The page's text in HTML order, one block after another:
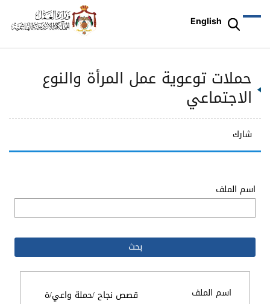
English
حملات توعوية عمل المرأة والنوع
الاجتماعي
شارك
اسم الملف
اسم الملف
قصص نجاح /حملة واعي/ة